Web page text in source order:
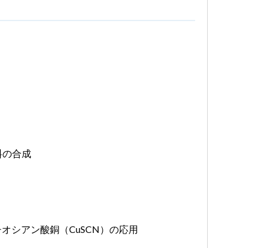
の合成
シアン酸銅（CuSCN）の応用